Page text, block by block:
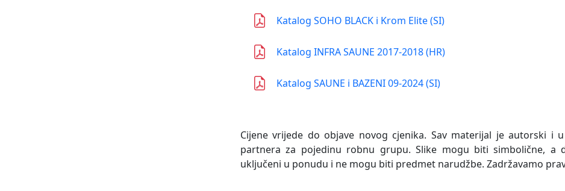
Katalog SOHO BLACK i Krom Elite (SI)
Katalog INFRA SAUNE 2017-2018 (HR)
Katalog SAUNE i BAZENI 09-2024 (SI)
Cijene vrijede do objave novog cjenika. Sav materijal je autorski i
partnera za pojedinu robnu grupu. Slike mogu biti simbolične, a
uključeni u ponudu i ne mogu biti predmet narudžbe. Zadržavamo